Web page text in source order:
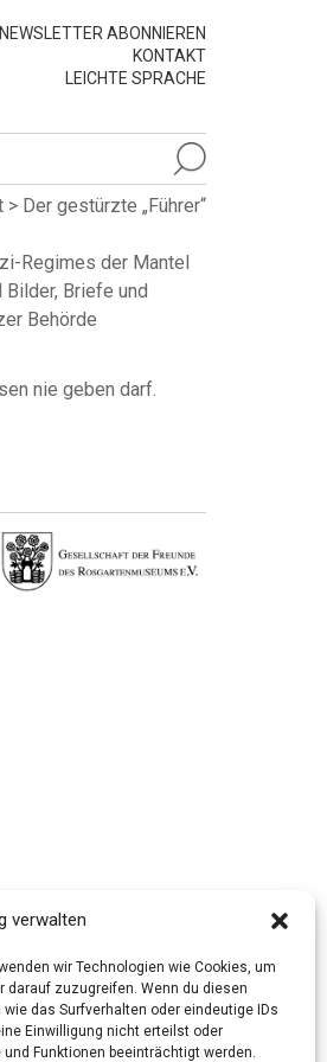
verwalten
wir Technologien wie Cookies, um
zuzugreifen. Wenn du diesen
das Surfverhalten oder eindeutige IDs
Einwilligung nicht erteilst oder
Funktionen beeinträchtigt werden.
NEWSLETTER ABONNIEREN
KONTAKT
LEICHTE SPRACHE
> Der gestürzte „Führer“
Regimes der Mantel
Briefe und
Behörde
nie geben darf.